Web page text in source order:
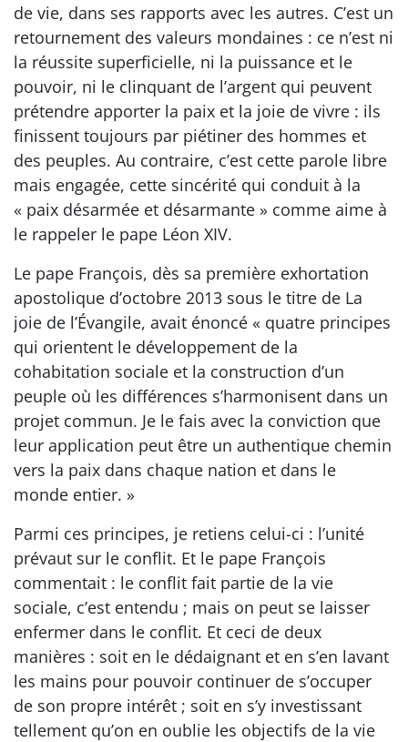
de vie, dans ses rapports avec les autres. C’est un
retournement des valeurs mondaines : ce n’est ni
la réussite superficielle, ni la puissance et le
pouvoir, ni le clinquant de l’argent qui peuvent
prétendre apporter la paix et la joie de vivre : ils
finissent toujours par piétiner des hommes et
des peuples. Au contraire, c’est cette parole libre
mais engagée, cette sincérité qui conduit à la
« paix désarmée et désarmante » comme aime à
le rappeler le pape Léon XIV.
Le pape François, dès sa première exhortation
apostolique d’octobre 2013 sous le titre de La
joie de l’Évangile, avait énoncé « quatre principes
qui orientent le développement de la
cohabitation sociale et la construction d’un
peuple où les différences s’harmonisent dans un
projet commun. Je le fais avec la conviction que
leur application peut être un authentique chemin
vers la paix dans chaque nation et dans le
monde entier. »
Parmi ces principes, je retiens celui-ci : l’unité
prévaut sur le conflit. Et le pape François
commentait : le conflit fait partie de la vie
sociale, c’est entendu ; mais on peut se laisser
enfermer dans le conflit. Et ceci de deux
manières : soit en le dédaignant et en s’en lavant
les mains pour pouvoir continuer de s’occuper
de son propre intérêt ; soit en s’y investissant
tellement qu’on en oublie les objectifs de la vie